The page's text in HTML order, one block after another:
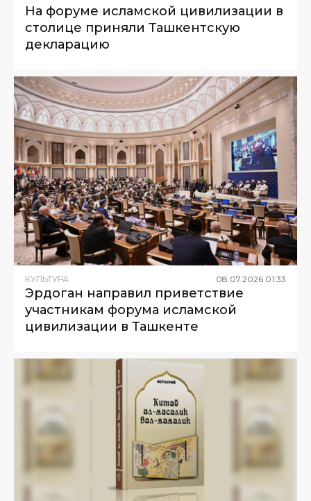
На форуме исламской цивилизации в
столице приняли Ташкентскую
декларацию
КУЛЬТУРА 08.07.2026 01:33
Эрдоган направил приветствие
участникам форума исламской
цивилизации в Ташкенте